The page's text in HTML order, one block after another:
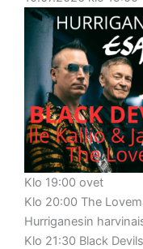
Klo 19:00 ovet
Klo 20:00 The
Hurriganesin
Klo 21:30 Black